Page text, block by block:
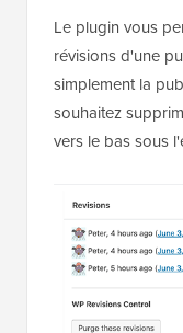
Le plugin vous
révisions d'une
simplement la
souhaitez
vers le bas sous